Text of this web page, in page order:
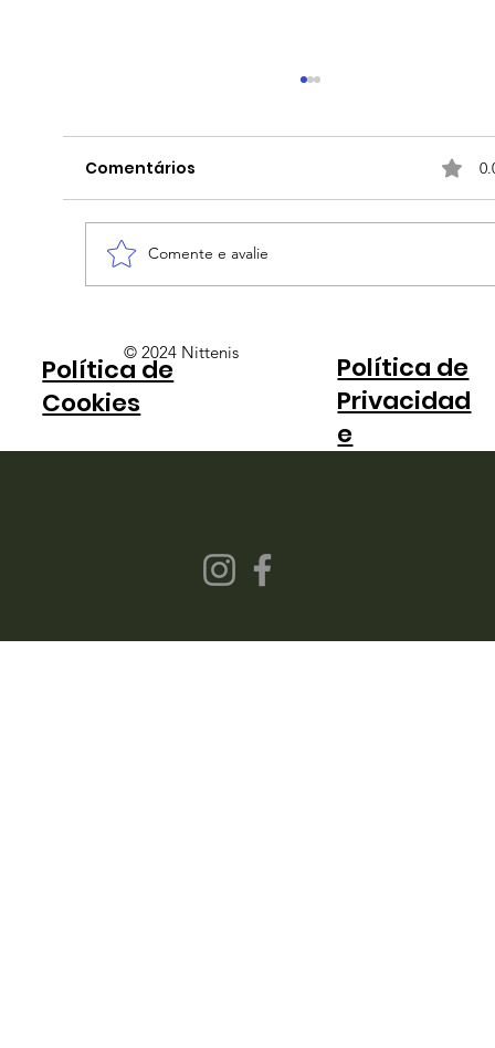
Felipe Meligeni conquista título em
Mérida, enquanto Monteiro fica
com o vice em Assunção
Comentários
Comente e avalie
© 2024 Nittenis
Política de
Privacidad
e
Política de
Cookies